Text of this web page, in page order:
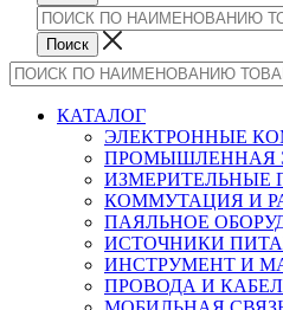
КАТАЛОГ
ЭЛЕКТРОННЫЕ
ПРОМЫШЛЕННАЯ
ИЗМЕРИТЕЛЬНЫЕ
КОММУТАЦИЯ И
ПАЯЛЬНОЕ
ИСТОЧНИКИ
ИНСТРУМЕНТ И
ПРОВОДА И